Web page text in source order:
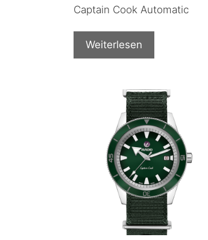
Captain Cook Automatic
Weiterlesen